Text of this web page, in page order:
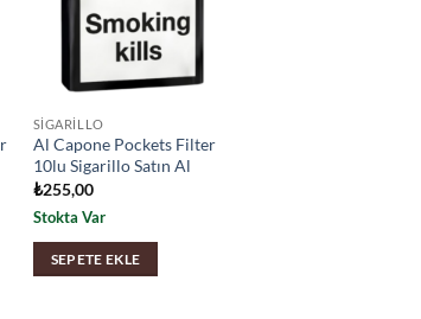
SIGARILLO
Al Capone Pockets Filter
10lu Sigarillo Satın Al
₺255,00
Stokta Var
SEPETE EKLE